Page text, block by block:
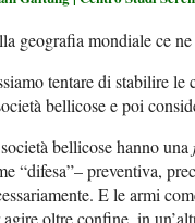
geografia mondiale ce
tentare di stabilire
bellicose e poi
bellicose hanno una
“difesa”– preventiva,
E le armi